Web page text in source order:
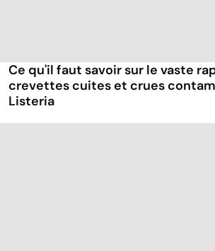
Ce qu'il faut savoir sur le vaste
crevettes cuites et crues
Listeria